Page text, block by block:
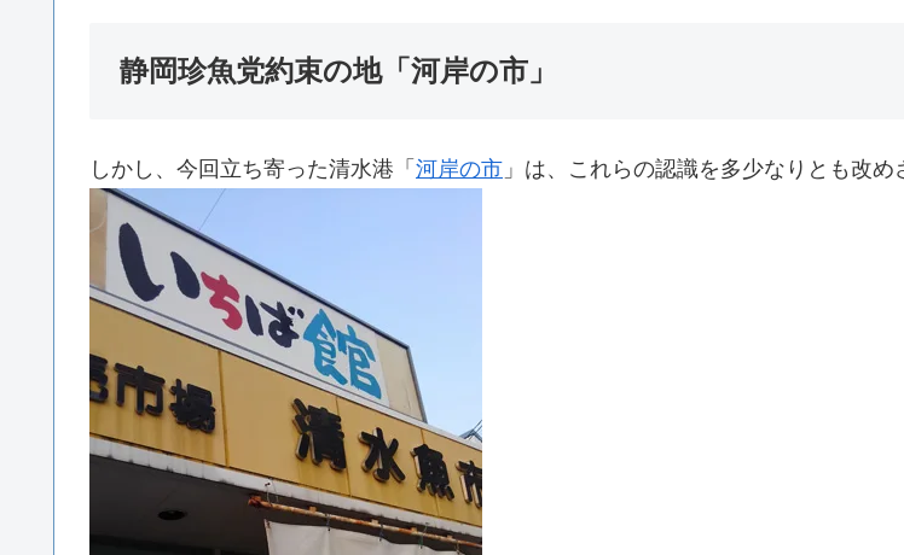
静岡珍魚党約束の地「河岸の市」
しかし、今回立ち寄った清水港「 河岸の市 」は、これらの認識を多少なりとも改め